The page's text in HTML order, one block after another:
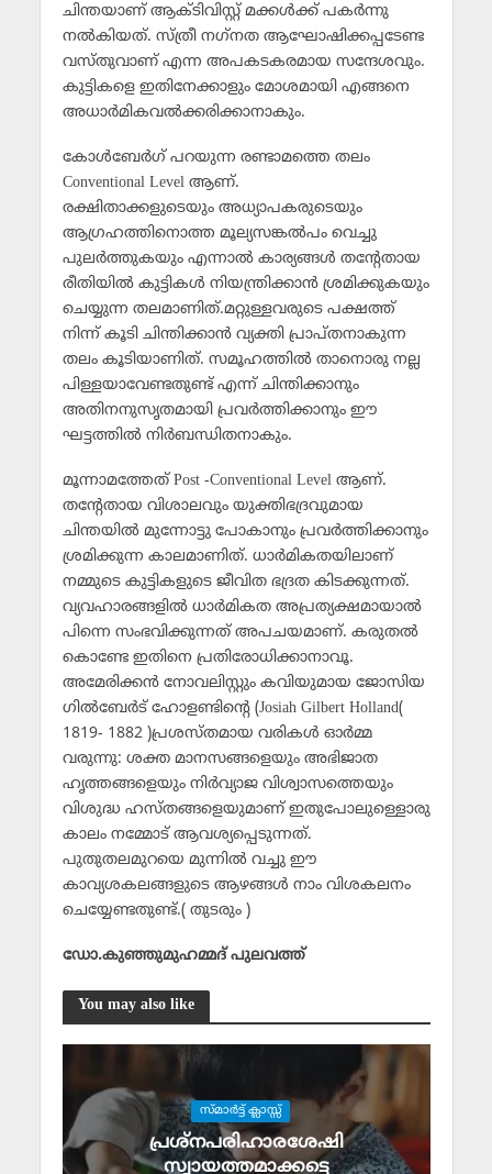
ചിന്തയാണ്‌ ആക്ടിവിസ്റ്റ്‌ മക്കള്‍ക്ക്‌ പകര്‍ന്നു
നല്‍കിയത്‌. സ്‌ത്രീ നഗ്‌നത ആഘോഷിക്കപ്പടേണ്ട
വസ്‌തുവാണ്‌ എന്ന അപകടകരമായ സന്ദേശവും.
കുട്ടികളെ ഇതിനേക്കാളും മോശമായി എങ്ങനെ
അധാര്‍മികവല്‍ക്കരിക്കാനാകും.
കോള്‍ബേര്‍ഗ്‌ പറയുന്ന രണ്ടാമത്തെ തലം
Conventional Level ആണ്‌.
രക്ഷിതാക്കളുടെയും അധ്യാപകരുടെയും
ആഗ്രഹത്തിനൊത്ത മൂല്യസങ്കല്‍പം വെച്ചു
പുലര്‍ത്തുകയും എന്നാല്‍ കാര്യങ്ങള്‍ തന്റേതായ
രീതിയില്‍ കുട്ടികള്‍ നിയന്ത്രിക്കാന്‍ ശ്രമിക്കുകയും
ചെയ്യുന്ന തലമാണിത്‌.മറ്റുള്ളവരുടെ പക്ഷത്ത്‌
നിന്ന്‌ കൂടി ചിന്തിക്കാന്‍ വ്യക്തി പ്രാപ്‌തനാകുന്ന
തലം കൂടിയാണിത്‌. സമൂഹത്തില്‍ താനൊരു നല്ല
പിള്ളയാവേണ്ടതുണ്ട്‌ എന്ന്‌ ചിന്തിക്കാനും
അതിനനുസൃതമായി പ്രവര്‍ത്തിക്കാനും ഈ
ഘട്ടത്തില്‍ നിര്‍ബന്ധിതനാകും.
മൂന്നാമത്തേത്‌ Post -Conventional Level ആണ്‌.
തന്റേതായ വിശാലവും യുക്തിഭദ്രവുമായ
ചിന്തയില്‍ മുന്നോട്ടു പോകാനും പ്രവര്‍ത്തിക്കാനും
ശ്രമിക്കുന്ന കാലമാണിത്‌. ധാര്‍മികതയിലാണ്‌
നമ്മുടെ കുട്ടികളുടെ ജീവിത ഭദ്രത കിടക്കുന്നത്‌.
വ്യവഹാരങ്ങളില്‍ ധാര്‍മികത അപ്രത്യക്ഷമായാല്‍
പിന്നെ സംഭവിക്കുന്നത്‌ അപചയമാണ്‌. കരുതല്‍
കൊണ്ടേ ഇതിനെ പ്രതിരോധിക്കാനാവൂ.
അമേരിക്കന്‍ നോവലിസ്റ്റും കവിയുമായ ജോസിയ
ഗില്‍ബേര്‍ട്‌ ഹോളണ്ടിന്റെ (Josiah Gilbert Holland(
1819- 1882 )പ്രശസ്‌തമായ വരികള്‍ ഓര്‍മ്മ
വരുന്നു: ശക്ത മാനസങ്ങളെയും അഭിജാത
ഹൃത്തങ്ങളെയും നിര്‍വ്യാജ വിശ്വാസത്തെയും
വിശുദ്ധ ഹസ്‌തങ്ങളെയുമാണ്‌ ഇതുപോലുള്ളൊരു
കാലം നമ്മോട്‌ ആവശ്യപ്പെടുന്നത്‌.
പുതുതലമുറയെ മുന്നില്‍ വച്ചു ഈ
കാവ്യശകലങ്ങളുടെ ആഴങ്ങള്‍ നാം വിശകലനം
ചെയ്യേണ്ടതുണ്ട്‌.( തുടരും )
ഡോ.കുഞ്ഞുമുഹമ്മദ്‌ പുലവത്ത്‌
You may also like
സ്മാര്‍ട്ട് ക്ലാസ്സ്‌
പ്രശ്‌നപരിഹാരശേഷി
സ്വായത്തമാക്കട്ടെ